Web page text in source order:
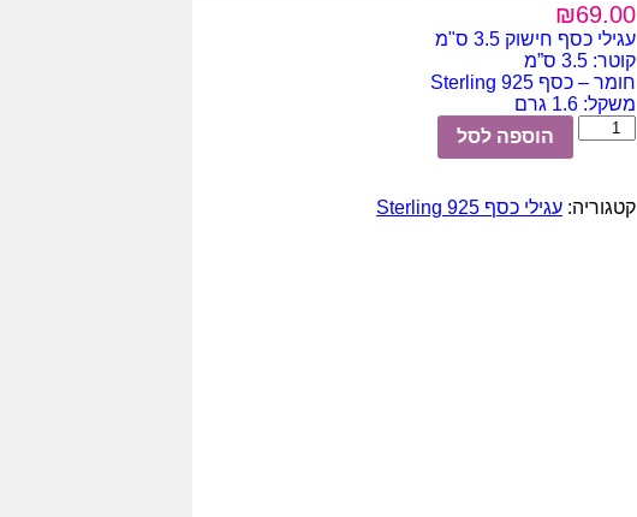
₪69.00
עגילי כסף חישוק 3.5 ס"מ
קוטר: 3.5 ס”מ
חומר – כסף 925 Sterling
משקל: 1.6 גרם
כמות
של
חישוק
הוספה לסל
קטגוריה: עגילי כסף Sterling 925